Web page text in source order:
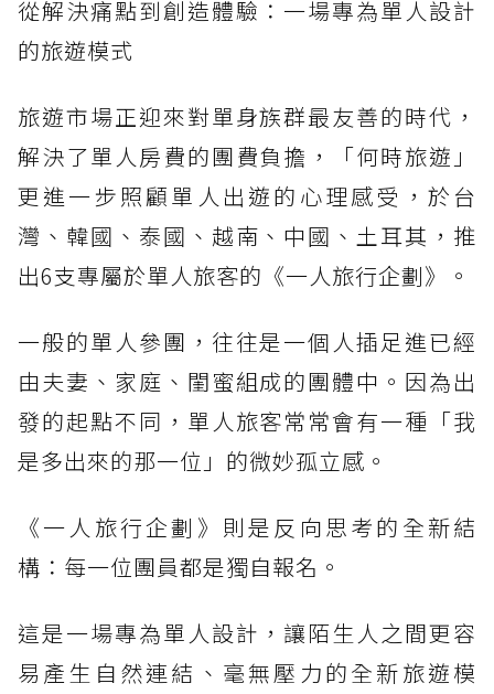
從解決痛點到創造體驗：一場專為單人設計
的旅遊模式
旅遊市場正迎來對單身族群最友善的時代，
解決了單人房費的團費負擔，「何時旅遊」
更進一步照顧單人出遊的心理感受，於台
灣、韓國、泰國、越南、中國、土耳其，推
出6支專屬於單人旅客的《一人旅行企劃》。
一般的單人參團，往往是一個人插足進已經
由夫妻、家庭、閨蜜組成的團體中。因為出
發的起點不同，單人旅客常常會有一種「我
是多出來的那一位」的微妙孤立感。
《一人旅行企劃》則是反向思考的全新結
構：每一位團員都是獨自報名。
這是一場專為單人設計，讓陌生人之間更容
易產生自然連結、毫無壓力的全新旅遊模